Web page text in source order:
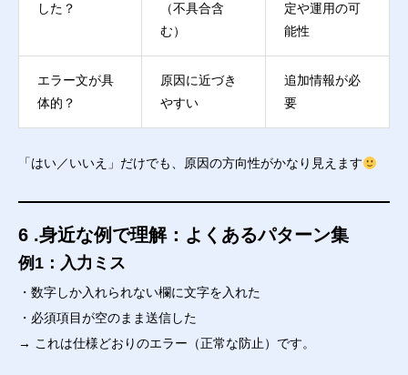
した？
（不具合含
む）
定や運用の可
能性
エラー文が具
体的？
原因に近づき
やすい
追加情報が必
要
「はい／いいえ」だけでも、原因の方向性がかなり見えます
6 .身近な例で理解：よくあるパターン集
例1：入力ミス
・数字しか入れられない欄に文字を入れた
・必須項目が空のまま送信した
→ これは仕様どおりのエラー（正常な防止）です。